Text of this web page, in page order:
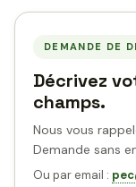
DEMANDE DE
Décrivez
champs.
Nous vous
Demande sans
Ou par email :